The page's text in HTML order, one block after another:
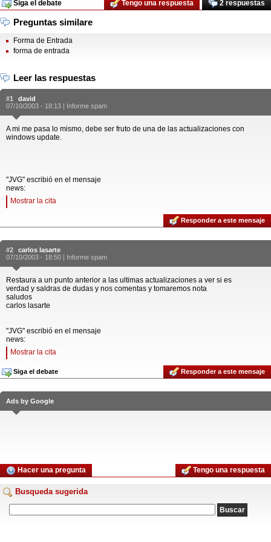
Siga el debate 2 respuestas
Tengo una respuesta
Preguntas similare
Forma de Entrada
forma de entrada
Leer las respuestas
#1
david
07/10/2003 - 18:13 | Informe spam
A mi me pasa lo mismo, debe ser fruto de una de las actualizaciones con
windows update.
"JVG" escribió en el mensaje
news:
Mostrar la cita
Responder a este mensaje
#2
carlos lasarte
07/10/2003 - 18:50 | Informe spam
Restaura a un punto anterior a las ultimas actualizaciones a ver si es
verdad y saldras de dudas y nos comentas y tomaremos nota
saludos
carlos lasarte
"JVG" escribió en el mensaje
news:
Mostrar la cita
Siga el debate Responder a este mensaje
Ads by Google
Hacer una pregunta Tengo una respuesta
Busqueda sugerida